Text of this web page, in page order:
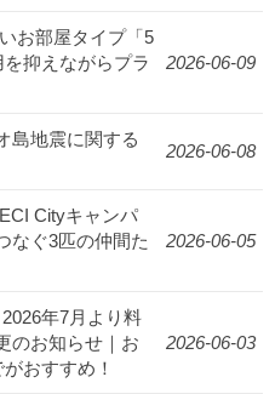
お部屋タイプ「5
抑えながらプラ
2026-06-09
島地震に関する
2026-06-08
Cityキャンパ
なぐ3匹の仲間た
2026-06-05
2026年7月より料
のお知らせ｜お
おすすめ！
2026-06-03